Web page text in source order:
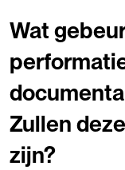
Wat
Zullen
zijn?